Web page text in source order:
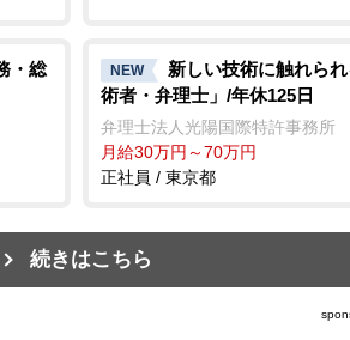
・総 NEW
新しい技術に触れら
術者・弁理士」/年休125日
弁理士法人光陽国際特許事務所
月給30万円～70万円
正社員 / 東京都
続きはこちら